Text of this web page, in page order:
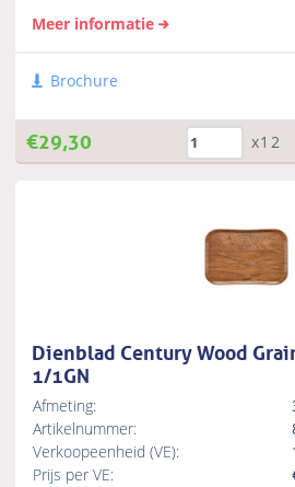
Meer informatie
Brochure
€29,30 x12
Dienblad Century Wood
1/1GN
Afmeting:
Artikelnummer:
Verkoopeenheid (VE):
Prijs per VE: